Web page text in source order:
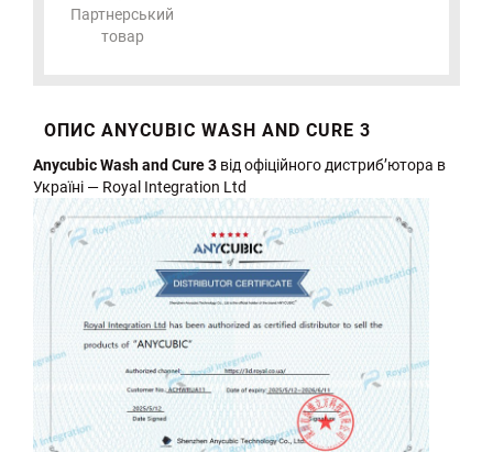
Партнерський
товар
ОПИС ANYCUBIC WASH AND CURE 3
Anycubic Wash and Cure 3 від офіційного дистриб’ютора в
Україні — Royal Integration Ltd